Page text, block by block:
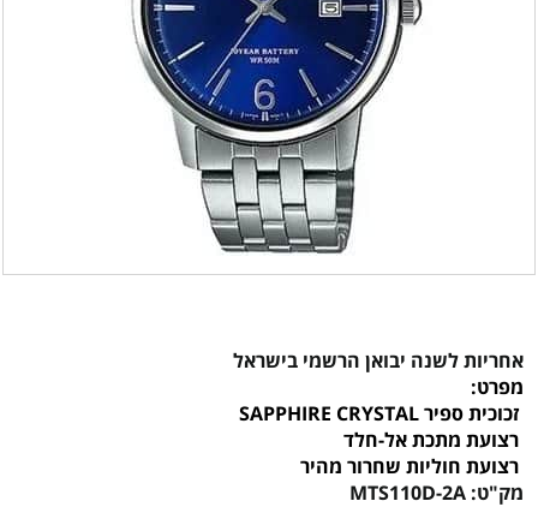
אחריות לשנה יבואן הרשמי בישראל
מפרט:
זכוכית ספיר SAPPHIRE CRYSTAL
רצועת מתכת אל-חלד
רצועת חוליות שחרור מהיר
מק"ט: MTS110D-2A